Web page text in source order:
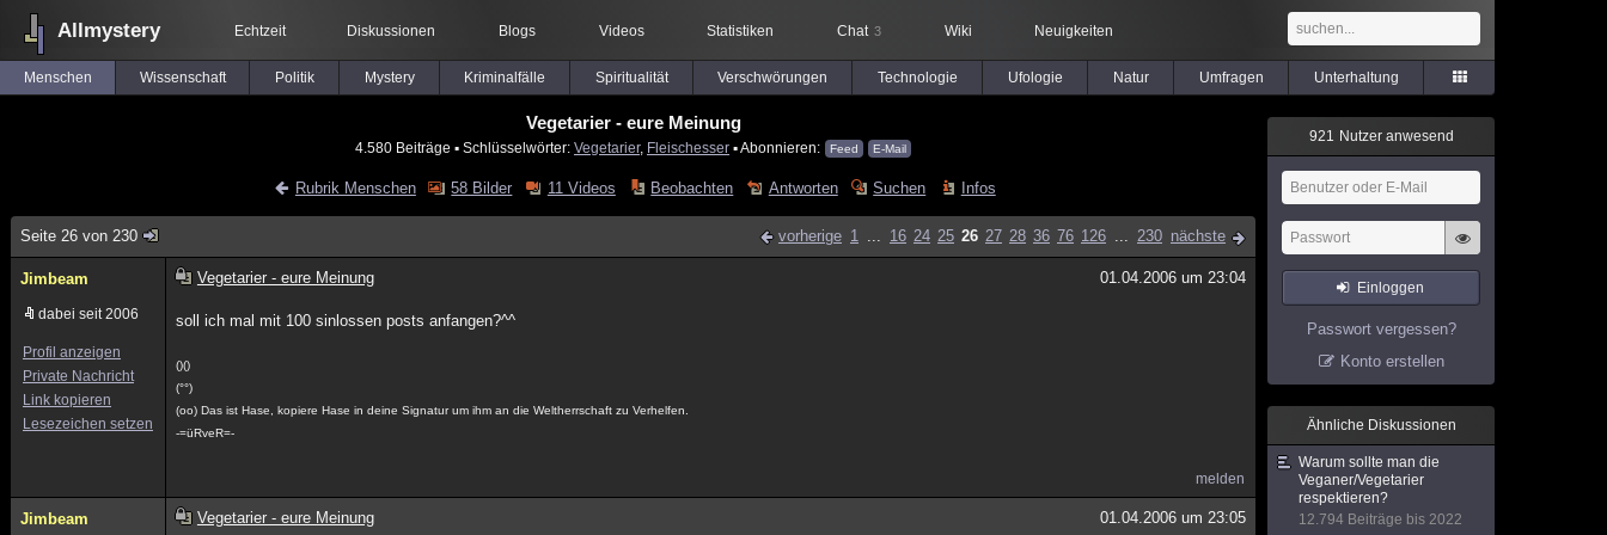
Allmystery Echtzeit Diskussionen Blogs Videos Statistiken Chat 3 Wiki Neuigkeiten
Menschen Wissenschaft Politik Mystery Kriminalfälle Spiritualität Verschwörungen Technologie Ufologie Natur Umfragen Unterhaltung
Vegetarier - eure Meinung
4.580 Beiträge ▪ Schlüsselwörter: Vegetarier, Fleischesser ▪ Abonnieren: Feed E-Mail
Rubrik Menschen 58 Bilder 11 Videos Beobachten Antworten Suchen Infos
Seite 26 von 230 vorherige 1 ... 16 24 25 26 27 28 36 76 126 ... 230 nächste
Jimbeam
dabei seit 2006
Profil anzeigen
Private Nachricht
Link kopieren
Lesezeichen setzen
Vegetarier - eure Meinung 01.04.2006 um 23:04
soll ich mal mit 100 sinlossen posts anfangen?^^
()()
(°°)
(oo) Das ist Hase, kopiere Hase in deine Signatur um ihm an die Weltherrschaft zu Verhelfen.
-=üRveR=-
melden
Jimbeam Vegetarier - eure Meinung 01.04.2006 um 23:05
921 Nutzer anwesend
Einloggen
Passwort vergessen?
Konto erstellen
Ähnliche Diskussionen
Warum sollte man die
Veganer/Vegetarier
respektieren?
12.794 Beiträge bis 2022